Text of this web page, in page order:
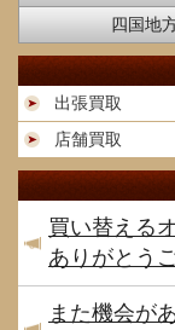
四国地
出張買取
店舗買取
買い替える
ありがとう
また機会が